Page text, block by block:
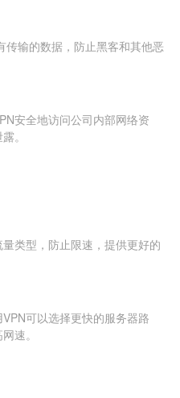
传输的数据，防止黑客和其他恶
安全地访问公司内部网络资
。
类型，防止限速，提供更好的
可以选择更快的服务器路
速。